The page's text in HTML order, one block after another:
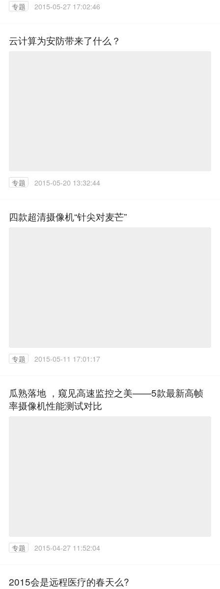
专题 2015-05-27 17:02:46
云计算为安防带来了什么？
专题 2015-05-20 13:32:44
四款超清摄像机“针尖对麦芒”
专题 2015-05-11 17:01:17
瓜熟落地 ，窥见高速监控之美——5款最新高帧
率摄像机性能测试对比
专题 2015-04-27 11:52:04
2015会是远程医疗的春天么?